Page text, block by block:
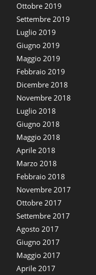
Ottobre 2019
Settembre 2019
Luglio 2019
Giugno 2019
Maggio 2019
Febbraio 2019
Dicembre 2018
Novembre 2018
Luglio 2018
Giugno 2018
Maggio 2018
Aprile 2018
Marzo 2018
Febbraio 2018
Novembre 2017
Ottobre 2017
Settembre 2017
Agosto 2017
Giugno 2017
Maggio 2017
Aprile 2017